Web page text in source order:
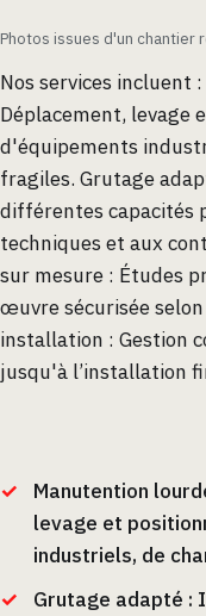
Photos issues d'un
Nos services incluent
Déplacement, levage
d'équipements
fragiles. Grutage
différentes capacités
techniques et aux
sur mesure : Études
œuvre sécurisée
installation : Gestion
jusqu'à l’installation
Manutention
levage et
industriels, de
Grutage adapté :